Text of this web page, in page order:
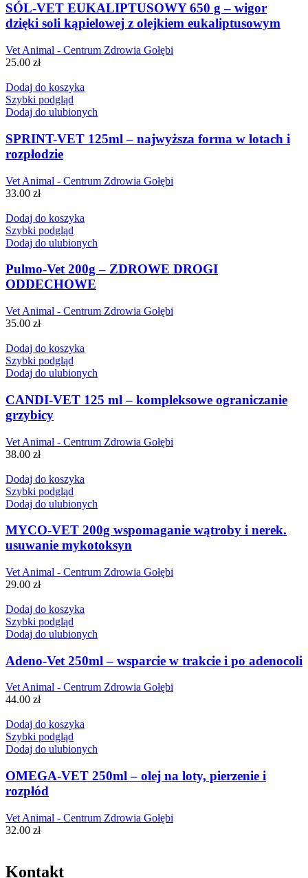
SÓL-VET EUKALIPTUSOWY 650 g – wigor
dzięki soli kąpielowej z olejkiem eukaliptusowym
Vet Animal - Centrum Zdrowia Gołębi
25.00 zł
Dodaj do koszyka
Szybki podgląd
Dodaj do ulubionych
SPRINT-VET 125ml – najwyższa forma w lotach i
rozpłodzie
Vet Animal - Centrum Zdrowia Gołębi
33.00 zł
Dodaj do koszyka
Szybki podgląd
Dodaj do ulubionych
Pulmo-Vet 200g – ZDROWE DROGI
ODDECHOWE
Vet Animal - Centrum Zdrowia Gołębi
35.00 zł
Dodaj do koszyka
Szybki podgląd
Dodaj do ulubionych
CANDI-VET 125 ml – kompleksowe ograniczanie
grzybicy
Vet Animal - Centrum Zdrowia Gołębi
38.00 zł
Dodaj do koszyka
Szybki podgląd
Dodaj do ulubionych
MYCO-VET 200g wspomaganie wątroby i nerek.
usuwanie mykotoksyn
Vet Animal - Centrum Zdrowia Gołębi
29.00 zł
Dodaj do koszyka
Szybki podgląd
Dodaj do ulubionych
Adeno-Vet 250ml – wsparcie w trakcie i po adenocoli
Vet Animal - Centrum Zdrowia Gołębi
44.00 zł
Dodaj do koszyka
Szybki podgląd
Dodaj do ulubionych
OMEGA-VET 250ml – olej na loty, pierzenie i
rozpłód
Vet Animal - Centrum Zdrowia Gołębi
32.00 zł
Kontakt